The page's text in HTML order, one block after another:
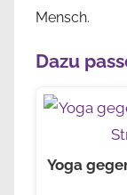
Mensch.
Dazu
Yoga